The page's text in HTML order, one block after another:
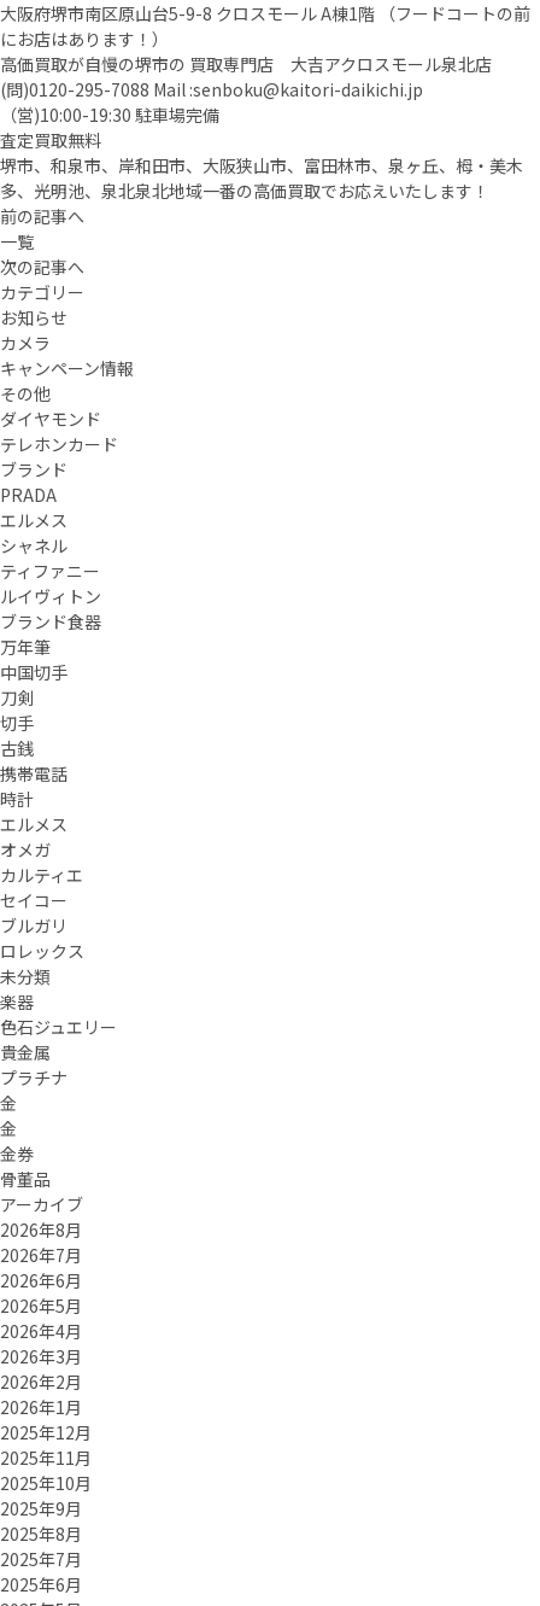
大阪府堺市南区原山台5-9-8 クロスモール A棟1階 （フードコートの前
にお店はあります！）
高価買取が自慢の堺市の 買取専門店 大吉アクロスモール泉北店
(問)0120-295-7088 Mail :senboku@kaitori-daikichi.jp
（営)10:00-19:30 駐車場完備
査定買取無料
堺市、和泉市、岸和田市、大阪狭山市、富田林市、泉ヶ丘、栂・美木
多、光明池、泉北泉北地域一番の高価買取でお応えいたします！
前の記事へ
一覧
次の記事へ
カテゴリー
お知らせ
カメラ
キャンペーン情報
その他
ダイヤモンド
テレホンカード
ブランド
PRADA
エルメス
シャネル
ティファニー
ルイヴィトン
ブランド食器
万年筆
中国切手
刀剣
切手
古銭
携帯電話
時計
エルメス
オメガ
カルティエ
セイコー
ブルガリ
ロレックス
未分類
楽器
色石ジュエリー
貴金属
プラチナ
金
金
金券
骨董品
アーカイブ
2026年8月
2026年7月
2026年6月
2026年5月
2026年4月
2026年3月
2026年2月
2026年1月
2025年12月
2025年11月
2025年10月
2025年9月
2025年8月
2025年7月
2025年6月